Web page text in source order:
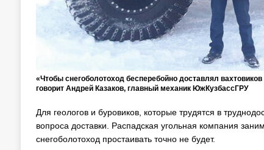
«Чтобы снегоболотоход бесперебойно доставлял
говорит Андрей Казаков, главный механик ЮжКузбассГРУ
Для геологов и буровиков, которые трудятся в
вопроса доставки. Распадская угольная компания
снегоболотоход простаивать точно не будет.